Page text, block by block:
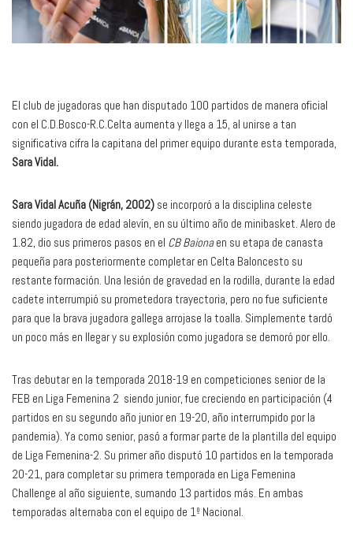
El club de jugadoras que han disputado 100 partidos de manera oficial
con el C.D.Bosco-R.C.Celta aumenta y llega a 15, al unirse a tan
significativa cifra la capitana del primer equipo durante esta temporada,
Sara Vidal.
Sara Vidal Acuña (Nigrán, 2002) se incorporó a la disciplina celeste
siendo jugadora de edad alevín, en su último año de minibasket. Alero de
1.82, dio sus primeros pasos en el CB Baionaen su etapa de canasta
pequeña para posteriormente completar en Celta Baloncesto su
restante formación. Una lesión de gravedad en la rodilla, durante la edad
cadete interrumpió su prometedora trayectoria, pero no fue suficiente
para que la brava jugadora gallega arrojase la toalla. Simplemente tardó
un poco más en llegar y su explosión como jugadora se demoró por ello.
Tras debutar en la temporada 2018-19 en competiciones senior de la
FEB en Liga Femenina 2 siendo junior, fue creciendo en participación (4
partidos en su segundo año junior en 19-20, año interrumpido por la
pandemia). Ya como senior, pasó a formar parte de la plantilla del equipo
de Liga Femenina-2. Su primer año disputó 10 partidos en la temporada
20-21, para completar su primera temporada en Liga Femenina
Challenge al año siguiente, sumando 13 partidos más. En ambas
temporadas alternaba con el equipo de 1º Nacional.